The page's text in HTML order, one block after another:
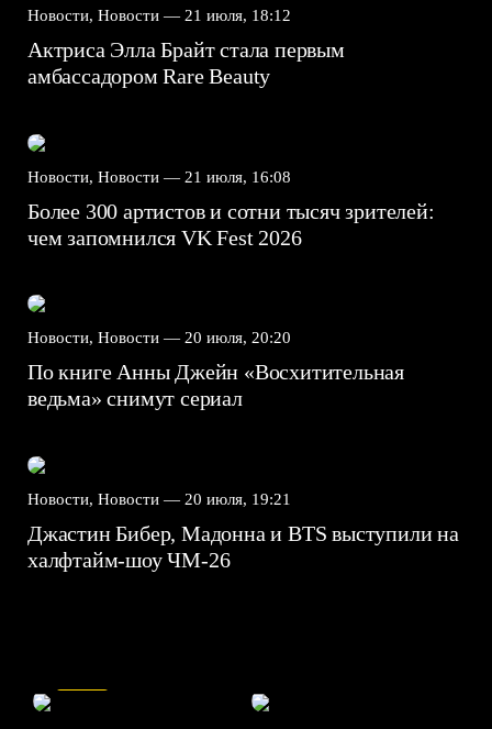
Новости, Новости — 21 июля, 18:12
Актриса Элла Брайт стала первым
амбассадором Rare Beauty
Новости, Новости — 21 июля, 16:08
Более 300 артистов и сотни тысяч зрителей:
чем запомнился VK Fest 2026
Новости, Новости — 20 июля, 20:20
По книге Анны Джейн «Восхитительная
ведьма» снимут сериал
Новости, Новости — 20 июля, 19:21
Джастин Бибер, Мадонна и BTS выступили на
халфтайм-шоу ЧМ-26